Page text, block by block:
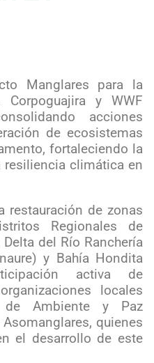
Manglares para la
y WWF
acciones
de ecosistemas
fortaleciendo la
climática en
restauración de zonas
Regionales de
del Río Ranchería
y Bahía Hondita
activa de
locales
de Ambiente y Paz
quienes
el desarrollo de este